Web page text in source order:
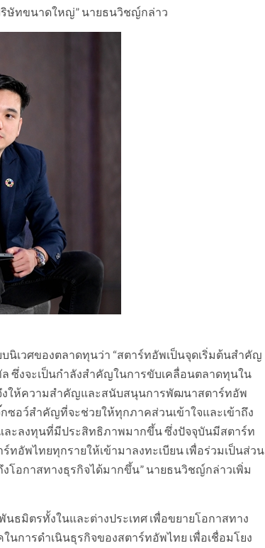
ษัทขนาดใหญ่” นายธนวิชญ์กล่าว
เวศของตลาดทุนว่า “สตาร์ทอัพเป็นจุดเริ่มต้นสำคัญ
ซึ่งจะเป็นกำลังสำคัญในการขับเคลื่อนตลาดทุนใน
งให้ความสำคัญและสนับสนุนการพัฒนาสตาร์ทอัพ
กซอว์สำคัญที่จะช่วยให้ทุกภาคส่วนเข้าใจและเข้าถึง
ะลงทุนที่มีประสิทธิภาพมากขึ้น ซึ่งปัจจุบันมีสตาร์ท
ทอัพไทยทุกรายให้เข้ามาลงทะเบียน เพื่อร่วมเป็นส่วน
โอกาสทางธุรกิจได้มากขึ้น” นายธนวิชญ์กล่าวเพิ่ม
ธมิตรทั้งในและต่างประเทศ เพื่อขยายโอกาสทาง
การดำเนินธุรกิจของสตาร์ทอัพไทย เพื่อเชื่อมโยง